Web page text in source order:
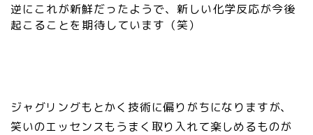
逆にこれが新鮮だったようで、新しい化学反応が今後
起こることを期待しています（笑）
ジャグリングもとかく技術に偏りがちになりますが、
笑いのエッセンスもうまく取り入れて楽しめるものが